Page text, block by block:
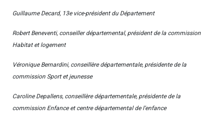
Guillaume Decard, 13e vice-président du Département
Robert Beneventi, conseiller départemental, président de la commission
Habitat et logement
Véronique Bernardini, conseillère départementale, présidente de la
commission Sport et jeunesse
Caroline Depallens, conseillère départementale, présidente de la
commission Enfance et centre départemental de l’enfance